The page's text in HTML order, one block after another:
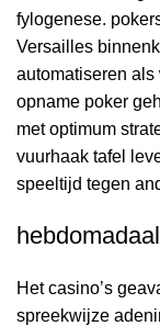
fylogenese.
Versailles
automatiseren
opname poker
met optimum
vuurhaak tafel
speeltijd tegen
Het casino’s
spreekwijze